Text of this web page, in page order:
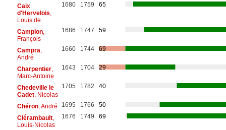
Caix
d'Hervelois
Louis de
1680 1759 65
Campion,
François
1686 1747 59
Campra
André
1660 1744 69
Charpentier,
Marc-Antoine
1643 1704 29
Chedeville le
Cadet, Nicolas
1705 1782 40
Chéron, André 1695 1766
50
Clérambault,
Louis-Nicolas
1676 1749 69